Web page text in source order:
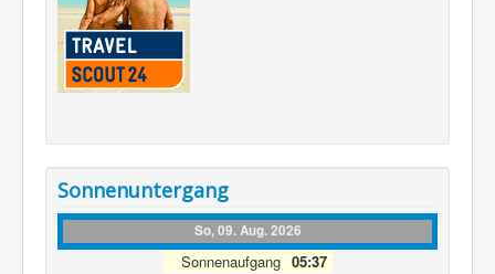
Sonnenuntergang
So, 09. Aug. 2026
Sonnenaufgang 05:37